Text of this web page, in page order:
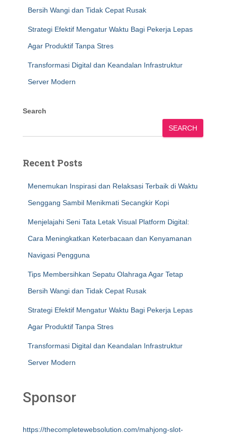
Bersih Wangi dan Tidak Cepat Rusak
Strategi Efektif Mengatur Waktu Bagi Pekerja Lepas
Agar Produktif Tanpa Stres
Transformasi Digital dan Keandalan Infrastruktur
Server Modern
Search
SEARCH
Recent Posts
Menemukan Inspirasi dan Relaksasi Terbaik di Waktu
Senggang Sambil Menikmati Secangkir Kopi
Menjelajahi Seni Tata Letak Visual Platform Digital:
Cara Meningkatkan Keterbacaan dan Kenyamanan
Navigasi Pengguna
Tips Membersihkan Sepatu Olahraga Agar Tetap
Bersih Wangi dan Tidak Cepat Rusak
Strategi Efektif Mengatur Waktu Bagi Pekerja Lepas
Agar Produktif Tanpa Stres
Transformasi Digital dan Keandalan Infrastruktur
Server Modern
Sponsor
https://thecompletewebsolution.com/mahjong-slot-